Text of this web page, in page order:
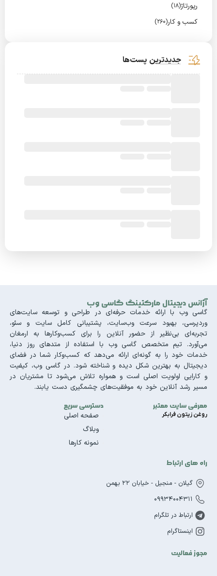
رپورتاژ(18)
کسب و کار(260)
جدیدترین پست‌ها
آژانس دیجیتال مارکتینگ گاسی وب
گاسی وب با ارائه خدمات حرفه‌ای در طراحی و توسعه سایت‌های
وردپرسی، بهبود سرعت وب‌سایت، پشتیبانی کامل سایت و سئو،
تجربه‌ای بی‌نظیر از حضور آنلاین را برای کسب‌وکارها به ارمغان
می‌آورد. تیم متخصص گاسی وب با استفاده از متدهای روز دنیا،
خدمات خود را به گونه‌ای ارائه می‌دهد که کسب‌وکار شما در فضای
دیجیتال به بهترین شکل دیده و شناخته شود. در گاسی وب، کیفیت
و کارایی اولویت اصلی است و همواره تلاش می‌شود تا مشتریان در
مسیر رشد آنلاین خود به موفقیت‌های چشمگیری دست یابند.
معرفی سایت معتبر
روغن زیتون فرابکر
دسترسی سریع
صفحه اصلی
وبلاگ
نمونه کارها
راه های ارتباط
گیلان - منجیل - خیابان 22 بهمن
09934004311
ارتباط در تلگرام
اینستاگرام
مجوز فعالیت